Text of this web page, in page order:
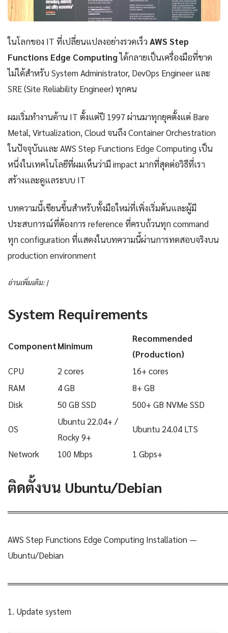
ในโลกของ IT ที่เปลี่ยนแปลงอย่างรวดเร็วAWS Step
Functions Edge Computingได้กลายเป็นเครื่องมือที่ขาด
ไม่ได้สำหรับ System Administrator, DevOps Engineer และ
SRE (Site Reliability Engineer) ทุกคน
ผมเริ่มทำงานด้าน IT ตั้งแต่ปี 1997 ผ่านมาทุกยุคตั้งแต่ Bare
Metal, Virtualization, Cloud จนถึง Container Orchestration
ในปัจจุบันและ AWS Step Functions Edge Computing เป็น
หนึ่งในเทคโนโลยีที่ผมเห็นว่ามี impact มากที่สุดต่อวิธีที่เรา
สร้างและดูแลระบบ IT
บทความนี้เขียนขึ้นสำหรับทั้งมือใหม่ที่เพิ่งเริ่มต้นและผู้มี
ประสบการณ์ที่ต้องการ reference ที่ครบถ้วนทุก command
ทุก configuration ที่แสดงในบทความนี้ผ่านการทดสอบจริงบน
production environment
อ่านเพิ่มเติม: |
System Requirements
ComponentMinimum
Recommended
(Production)
CPU
2 cores
16+ cores
RAM
4 GB
8+ GB
Disk
50 GB SSD 500+ GB NVMe SSD
OS
Ubuntu 22.04+ /
Rocky 9+
Ubuntu 24.04 LTS
Network 100 Mbps 1 Gbps+
ติดตั้งบน Ubuntu/Debian
AWS Step Functions Edge Computing Installation —
Ubuntu/Debian
1. Update system